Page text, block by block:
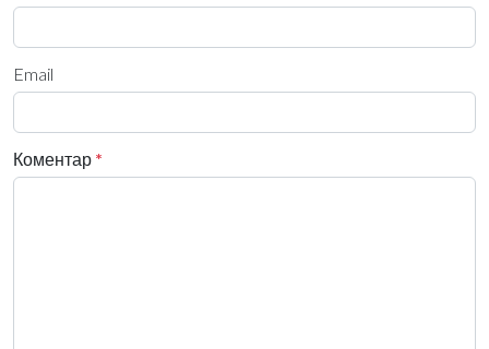
Email
Коментар *